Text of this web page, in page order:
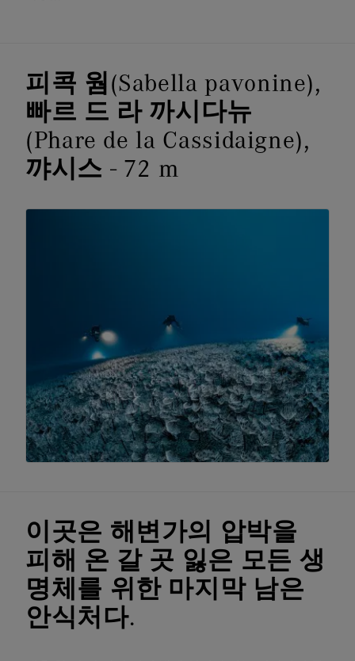
피콕 웜(Sabella pavonine),
빠르 드 라 까시다뉴
(Phare de la Cassidaigne),
꺄시스 - 72 m
이곳은 해변가의 압박을
피해 온 갈 곳 잃은 모든 생
명체를 위한 마지막 남은
안식처다.